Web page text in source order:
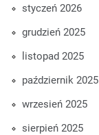
styczeń 2026
grudzień 2025
listopad 2025
październik 2025
wrzesień 2025
sierpień 2025